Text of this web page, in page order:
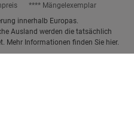
**** Mängelexemplar
innerhalb Europas.
Ausland werden die tatsächlich
Mehr Informationen finden Sie hier.